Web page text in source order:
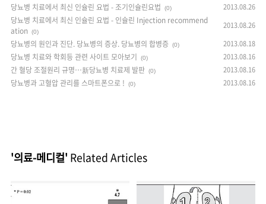
당뇨병 치료에서 최신 인슐린 요법 - 조기인슐린요법 (0) 2013.08.26
당뇨병 치료에서 최신 인슐린 요법 - 인슐린 Injection recommend
ation (0)
2013.08.26
당뇨병의 원인과 진단. 당뇨병의 증상. 당뇨병의 합병증 (0) 2013.08.18
당뇨병 치료와 학회등 관련 사이트 모아보기 (0) 2013.08.16
간 혈당 조절원리 규명…新당뇨병 치료제 발판 (0) 2013.08.16
당뇨병과 고혈압 관리를 스마트폰으로 ! (0) 2013.08.16
'의료-메디컬' Related Articles